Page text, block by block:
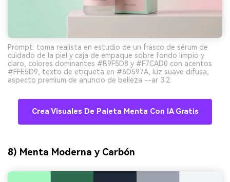
Prompt: toma realista en estudio de un frasco de sérum de
cuidado de la piel y caja de empaque sobre fondo limpio y
claro, colores dominantes #B9F5D8 y #F7CAD0 con acentos
#FFE5D9, texto de etiqueta en #6D597A, luz suave difusa,
aspecto premium de anuncio de belleza --ar 3:2
Crea Visuales De Paleta Menta Con IA Gratis
8) Menta Moderna y Carbón